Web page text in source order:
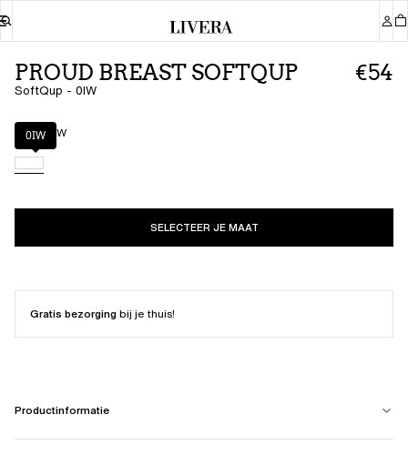
PROUD BREAST SOFTQUP
SoftQup - 0IW
€54
Kleur: 0IW
0IW
SELECTEER JE MAAT
Gratis bezorgingbij je thuis!
Productinformatie